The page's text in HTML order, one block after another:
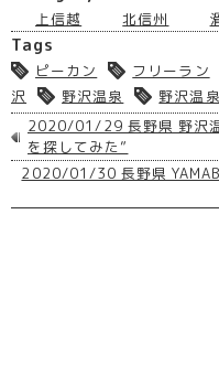
上信越 北信州
Tags
ピーカン フリーラン
沢
野沢温泉 野沢温
2020/01/29 長野県 野沢
を探してみた”
2020/01/30 長野県